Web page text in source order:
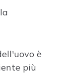
è
più